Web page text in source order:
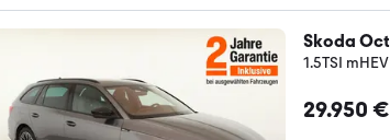
Skoda
1.5TSI
29.950 €